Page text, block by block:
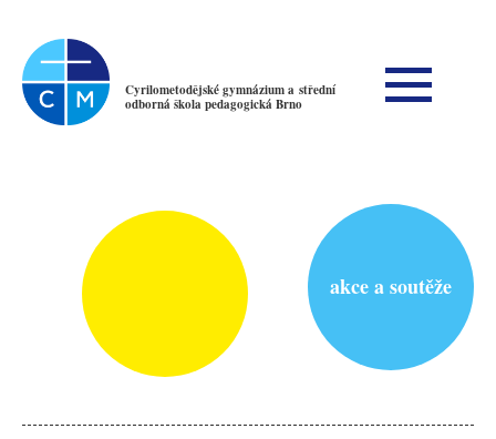
Cyrilometodějské gymnázium a střední
odborná škola pedagogická Brno
akce a soutěže